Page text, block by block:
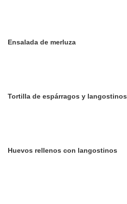
Ensalada de merluza
Tortilla de espárragos y langostinos
Huevos rellenos con langostinos